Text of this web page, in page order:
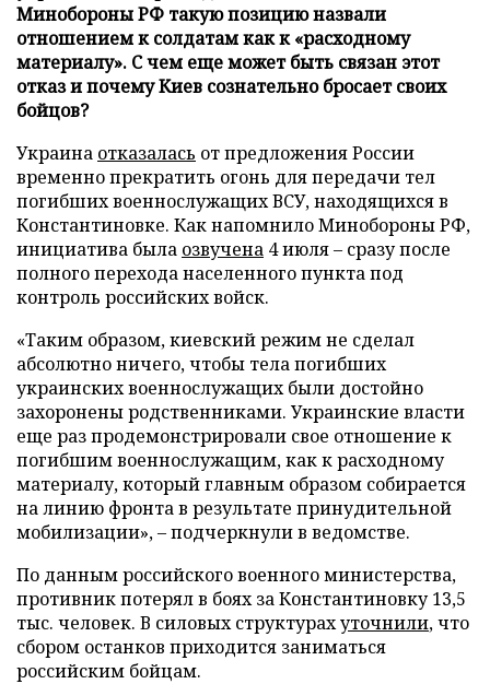
Минобороны РФ такую позицию назвали
отношением к солдатам как к «расходному
материалу». С чем еще может быть связан этот
отказ и почему Киев сознательно бросает своих
бойцов?
Украина отказалась от предложения России
временно прекратить огонь для передачи тел
погибших военнослужащих ВСУ, находящихся в
Константиновке. Как напомнило Минобороны РФ,
инициатива была озвучена 4 июля – сразу после
полного перехода населенного пункта под
контроль российских войск.
«Таким образом, киевский режим не сделал
абсолютно ничего, чтобы тела погибших
украинских военнослужащих были достойно
захоронены родственниками. Украинские власти
еще раз продемонстрировали свое отношение к
погибшим военнослужащим, как к расходному
материалу, который главным образом собирается
на линию фронта в результате принудительной
мобилизации», – подчеркнули в ведомстве.
По данным российского военного министерства,
противник потерял в боях за Константиновку 13,5
тыс. человек. В силовых структурахуточнили, что
сбором останков приходится заниматься
российским бойцам.